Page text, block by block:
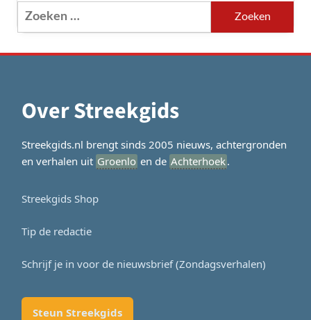
Zoeken
naar:
Over Streekgids
Streekgids.nl brengt sinds 2005 nieuws, achtergronden
en verhalen uit Groenlo en de Achterhoek.
Streekgids Shop
Tip de redactie
Schrijf je in voor de nieuwsbrief (Zondagsverhalen)
Steun Streekgids